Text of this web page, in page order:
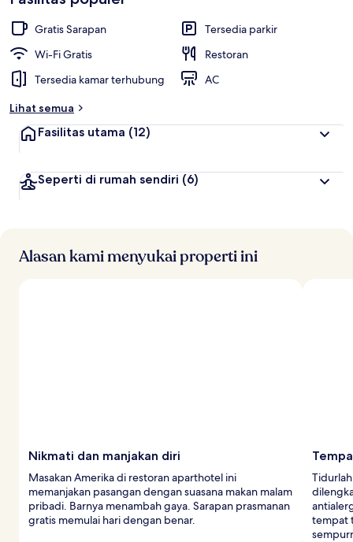
i
l
r
a
Gratis Sarapan
Tersedia parkir
Wi-Fi Gratis
Restoran
Tersedia kamar terhubung
AC
Lihat semua
Fasilitas utama (12)
Seperti di rumah sendiri (6)
Alasan kami menyukai properti ini
Nikmati dan manjakan diri
Masakan Amerika di restoran aparthotel ini
memanjakan pasangan dengan suasana makan malam
pribadi. Barnya menambah gaya. Sarapan prasmanan
gratis memulai hari dengan benar.
tempat